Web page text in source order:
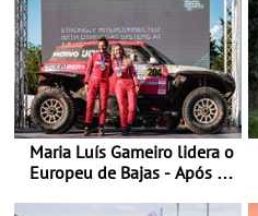
Maria Luís Gameiro lidera o
Europeu de Bajas - Após a